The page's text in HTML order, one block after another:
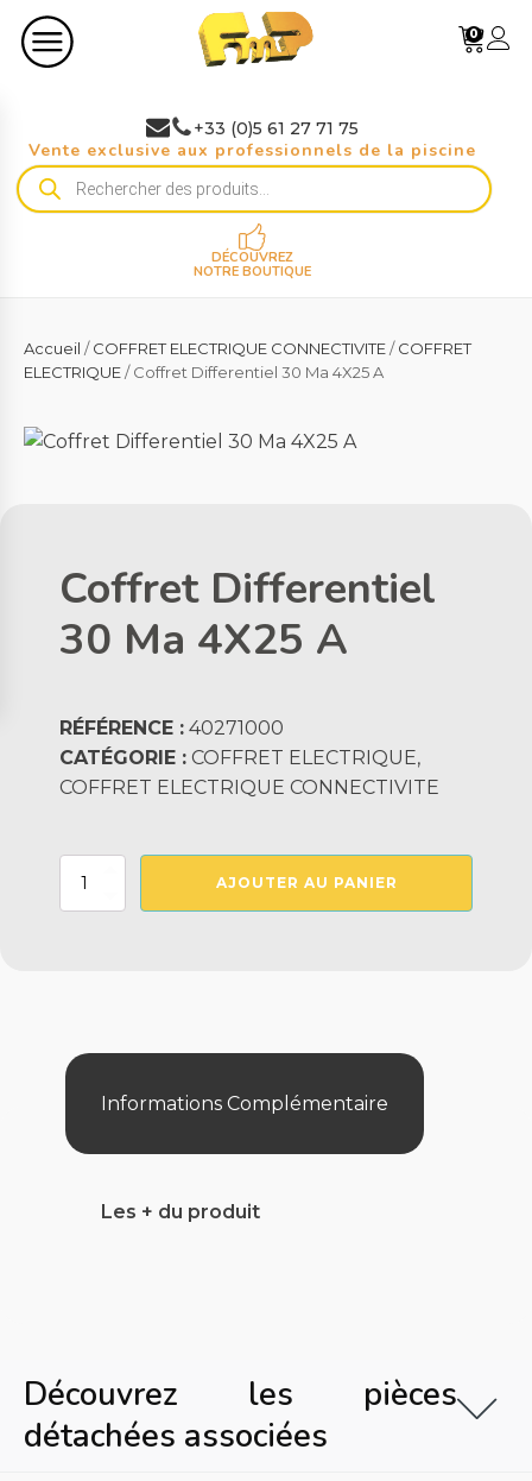
0
+33 (0)5 61 27 71 75
Vente exclusive aux professionnels de la piscine
Recherche
de
DÉCOUVREZ
NOTRE BOUTIQUE
Accueil /COFFRET ELECTRIQUE CONNECTIVITE/COFFRET
ELECTRIQUE/ Coffret Differentiel 30 Ma 4X25 A
Coffret Differentiel
30 Ma 4X25 A
RÉFÉRENCE : 40271000
CATÉGORIE : COFFRET ELECTRIQUE,
COFFRET ELECTRIQUE CONNECTIVITE
quantité
AJOUTER AU PANIER
Informations Complémentaire
Les + du produit
Découvrez les pièces
détachées associées